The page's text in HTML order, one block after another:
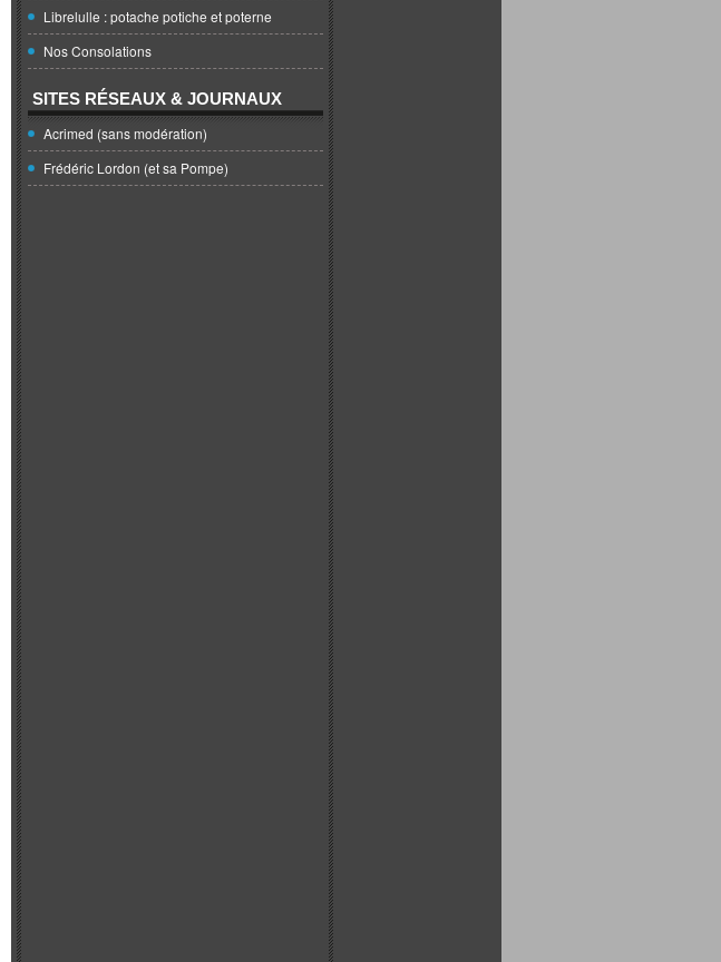
Librelulle : potache potiche et poterne
Nos Consolations
SITES RÉSEAUX & JOURNAUX
Acrimed (sans modération)
Frédéric Lordon (et sa Pompe)